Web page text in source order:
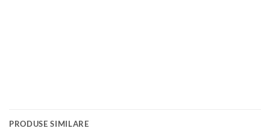
PRODUSE SIMILARE